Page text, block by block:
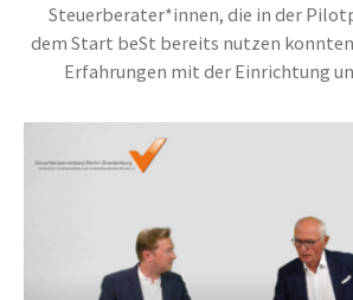
Steuerberater*innen, die in der
dem Start beSt bereits nutzen
Erfahrungen mit der Einrichtung